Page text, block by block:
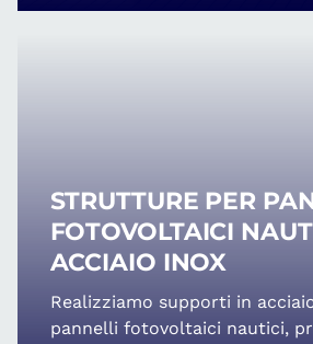
STRUTTURE PER
FOTOVOLTAICI
ACCIAIO INOX
Realizziamo supporti in
pannelli fotovoltaici nautici,